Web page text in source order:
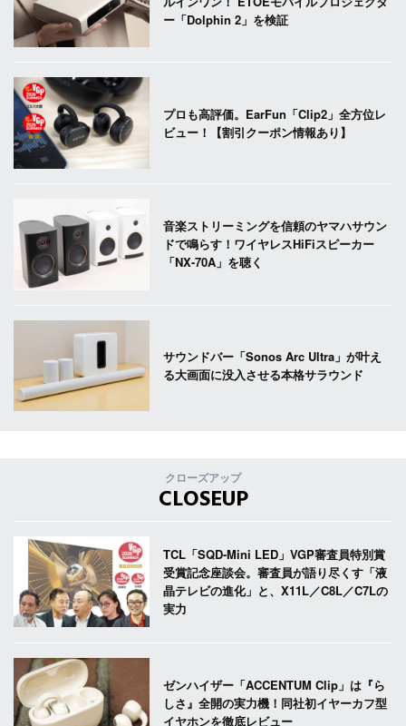
ー「Dolphin 2」を検証
プロも高評価。EarFun「Clip2」全方位レ
ビュー！【割引クーポン情報あり】
音楽ストリーミングを信頼のヤマハサウン
ドで鳴らす！ワイヤレスHiFiスピーカー
「NX-70A」を聴く
サウンドバー「Sonos Arc Ultra」が叶え
る大画面に没入させる本格サラウンド
クローズアップ
CLOSEUP
TCL「SQD-Mini LED」VGP審査員特別賞
受賞記念座談会。審査員が語り尽くす「液
晶テレビの進化」と、X11L／C8L／C7Lの
実力
ゼンハイザー「ACCENTUM Clip」は『ら
しさ』全開の実力機！同社初イヤーカフ型
イヤホンを徹底レビュー